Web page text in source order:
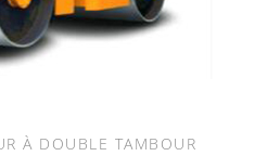
À DOUBLE TAMBOUR